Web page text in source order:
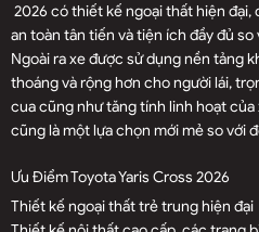
2026 có thiết kế ngoại thất hiện
an toàn tân tiến và tiện ích đầy đủ
Ngoài ra xe được sử dụng nền tảng
thoáng và rộng hơn cho người lái,
cua cũng như tăng tính linh hoạt
cũng là một lựa chọn mới mẻ so với
Ưu Điểm Toyota Yaris Cross 2026
Thiết kế ngoại thất trẻ trung hiện đại